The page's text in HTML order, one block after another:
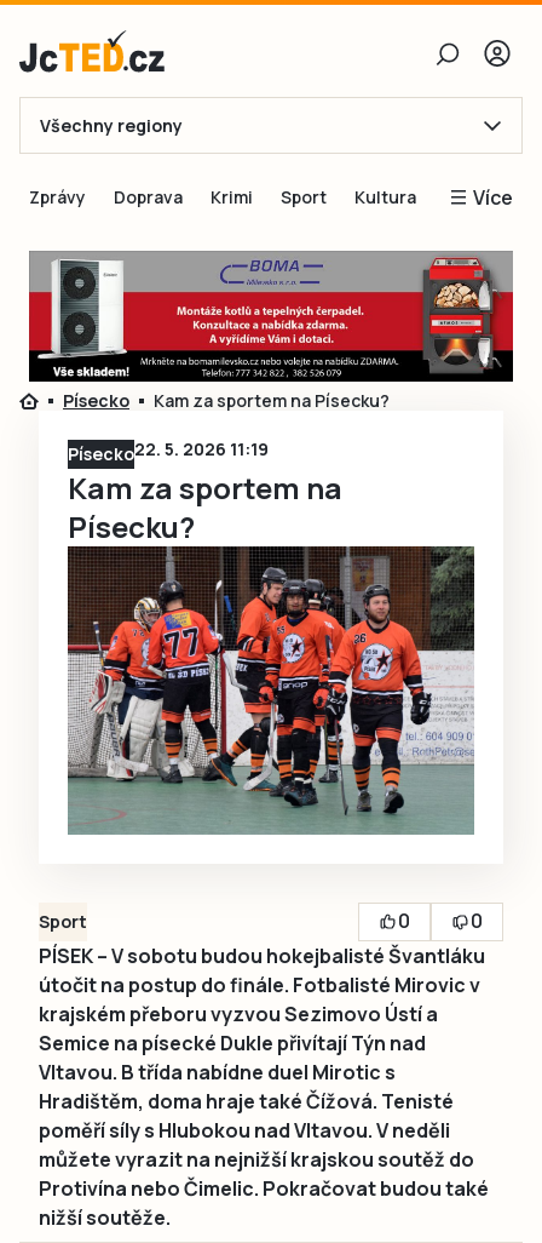
E-mail
Obnovit heslo
Přihlásit se
Přihlásit se přes Facebook
Ještě nemám účet, chci se
Všechny regiony
Zprávy Doprava Krimi Sport Kultura Více
Blogy
Inspirace
Čtenáři píší
Speciální přílohy
Inzerce
Písecko Kam za sportem na Písecku?
Písecko22. 5. 2026 11:19
Kam za sportem na
Písecku?
Sport 0
0
PÍSEK – V sobotu budou hokejbalisté Švantláku
útočit na postup do finále. Fotbalisté Mirovic v
krajském přeboru vyzvou Sezimovo Ústí a
Semice na písecké Dukle přivítají Týn nad
Vltavou. B třída nabídne duel Mirotic s
Hradištěm, doma hraje také Čížová. Tenisté
poměří síly s Hlubokou nad Vltavou. V neděli
můžete vyrazit na nejnižší krajskou soutěž do
Protivína nebo Čimelic. Pokračovat budou také
nižší soutěže.